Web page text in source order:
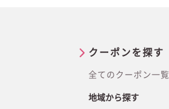
クーポンを探す
全てのクーポン一覧
地域から探す